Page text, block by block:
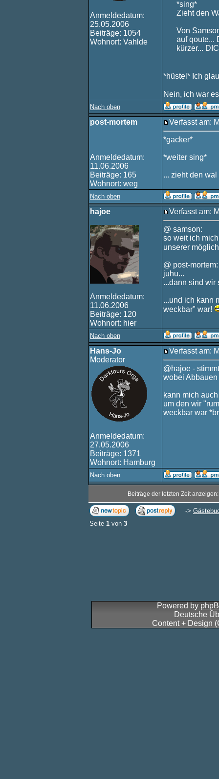
Anmeldedatum:
25.05.2006
Beiträge: 1054
Wohnort: Vahlde
*sing*
Zieht den
Von
auf qoute...
kürzer...
*hüstel* Ich
Nein, ich war
Nach oben
post-mortem
Anmeldedatum:
11.06.2006
Beiträge: 165
Wohnort: weg
Verfasst am:
*gacker*
*weiter sing*
... zieht den
Nach oben
hajoe
Anmeldedatum:
11.06.2006
Beiträge: 120
Wohnort: hier
Verfasst am:
@ samson:
so weit ich
unserer
@ post-mortem:
juhu...
...dann sind wir
...und ich kann
weckbar" war!
Nach oben
Hans-Jo
Moderator
Anmeldedatum:
27.05.2006
Beiträge: 1371
Wohnort: Hamburg
Verfasst am:
@hajoe -
wobei
kann mich
um den wir
weckbar war
Nach oben
Beiträge der letzten Zeit
->
Seite 1 von 3
Powered by
Deutsche
Content + Design